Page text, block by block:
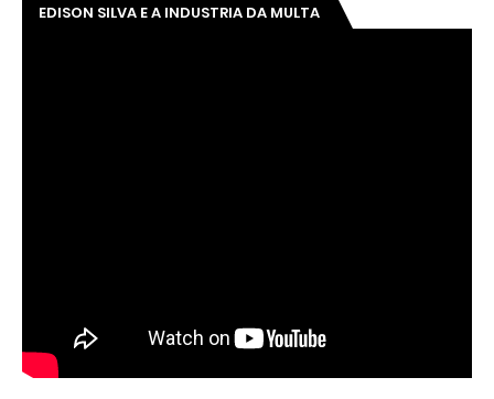
EDISON SILVA E A INDUSTRIA DA MULTA